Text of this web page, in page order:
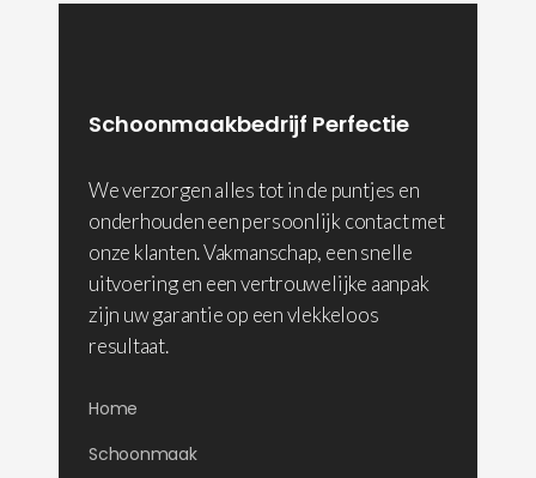
Schoonmaakbedrijf Perfectie
We verzorgen alles tot in de puntjes en
onderhouden een persoonlijk contact met
onze klanten. Vakmanschap, een snelle
uitvoering en een vertrouwelijke aanpak
zijn uw garantie op een vlekkeloos
resultaat.
Home
Schoonmaak